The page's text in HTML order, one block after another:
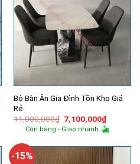
Bộ Bàn Ăn Gia Đình Tồn Kho Giá
Rẻ
11,000,000₫ Giá
gốc
là:
7,100,000₫Giá
hiện
tại
Còn hàng - Giao nhanh
-15%